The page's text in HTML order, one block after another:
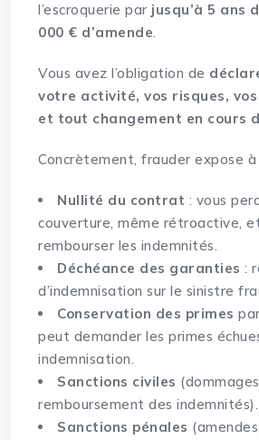
l’escroquerie par jusqu’à 5 ans
000 € d’amende.
Vous avez l’obligation de
votre activité, vos risques,
et tout changement en cours
Concrètement, frauder expose à
Nullité du contrat : vous
couverture, même rétroactive,
rembourser les indemnités.
Déchéance des garanties :
d’indemnisation sur le sinistre
Conservation des primes
peut demander les primes
indemnisation.
Sanctions civiles
remboursement des indemnités).
Sanctions pénales